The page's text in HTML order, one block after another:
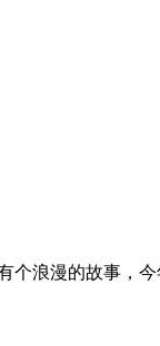
浪漫的故事，